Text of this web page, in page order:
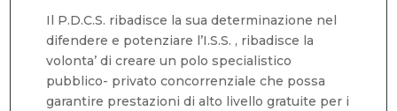
Il P.D.C.S. ribadisce la sua determinazione nel
difendere e potenziare l’I.S.S. , ribadisce la
volonta’ di creare un polo specialistico
pubblico- privato concorrenziale che possa
garantire prestazioni di alto livello gratuite per i